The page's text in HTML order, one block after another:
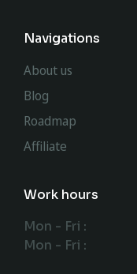
Navigations
About us
Blog
Roadmap
Affiliate
Work hours
Mon - Fri :
Mon - Fri :